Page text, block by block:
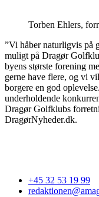
Torben Ehlers,
”Vi håber naturligvis på
muligt på Dragør
byens største forening
gerne have flere, og vi
borgere en god
underholdende
Dragør Golfklubs
DragørNyheder.dk.
+45 32 53 19 99